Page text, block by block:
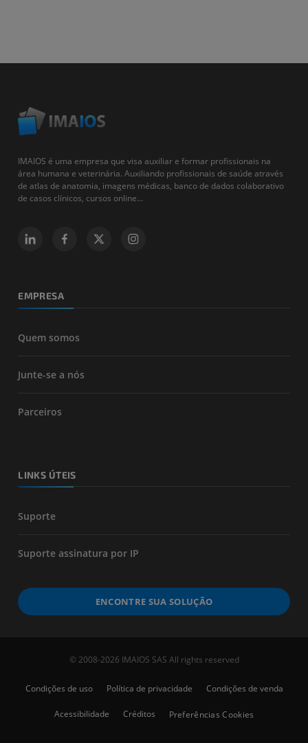
IMAIOS é uma empresa que visa auxiliar e formar profissionais na
área humana e veterinária. Auxiliando profissionais de saúde através
de atlas de anatomia, imagens médicas, banco de dados colaborativo
de casos clínicos, cursos online...
EMPRESA
Quem somos
Junte-se a nós
Parceiros
LINKS ÚTEIS
Suporte
Suporte assinatura por IP
ENCONTRE SUA SOLUÇÃO
© 2008-2026 IMAIOS SAS All rights reserved
Condições de uso Política de privacidade Condições de venda
Acessibilidade Créditos Preferências Cookies